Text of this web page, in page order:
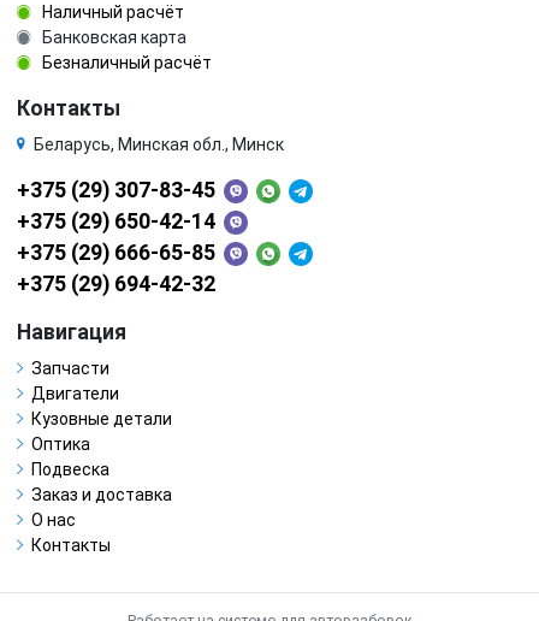
Наличный расчёт
Банковская карта
Безналичный расчёт
Контакты
Беларусь, Минская обл., Минск
+375 (29) 307-83-45
+375 (29) 650-42-14
+375 (29) 666-65-85
+375 (29) 694-42-32
Навигация
Запчасти
Двигатели
Кузовные детали
Оптика
Подвеска
Заказ и доставка
О нас
Контакты